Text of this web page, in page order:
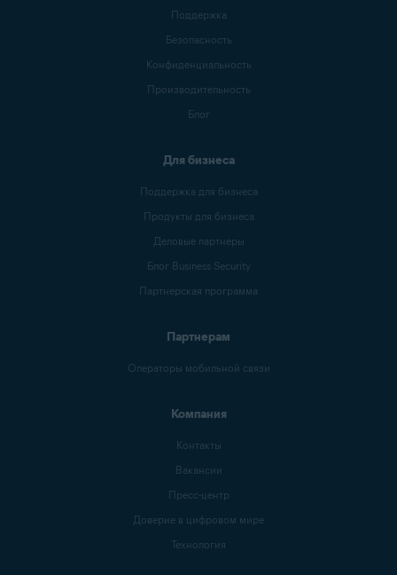
Поддержка
Безопасность
Конфиденциальность
Производительность
Блог
Для бизнеса
Поддержка для бизнеса
Продукты для бизнеса
Деловые партнеры
Блог Business Security
Партнерская программа
Партнерам
Операторы мобильной связи
Компания
Контакты
Вакансии
Пресс-центр
Доверие в цифровом мире
Технология